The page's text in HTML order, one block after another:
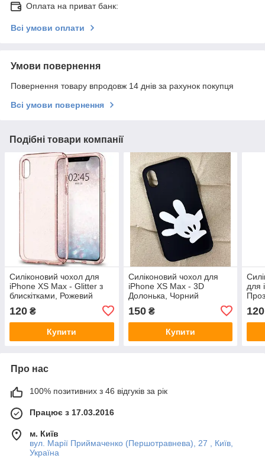
Оплата на приват банк:
Всі умови оплати
Умови повернення
Повернення товару впродовж 14 днів за рахунок покупця
Всі умови повернення
Подібні товари компанії
Силіконовий чохол для
iPhone XS Max - Glitter з
блискітками, Рожевий
120 ₴
Купити
Силіконовий чохол для
iPhone XS Max - 3D
Долонька, Чорний
150₴
Купити
для
120
Про нас
100% позитивних з 46 відгуків за рік
Працює з 17.03.2016
м. Київ
вул. Марії Приймаченко (Першотравнева), 27 , Київ,
Україна